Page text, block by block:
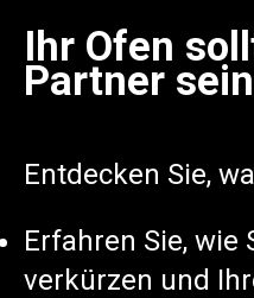
Ihr Ofen
Partner
Entdecken Sie,
Erfahren Sie, wie
verkürzen und